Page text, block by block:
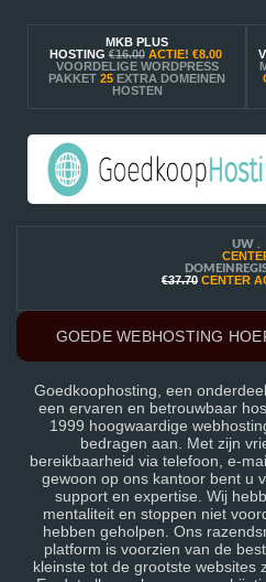
MKB PLUS
HOSTING €16.00 ACTIE! €8.00
VOORDELIGE WORDPRESS
PAKKET 25 EXTRA DOMEINEN
HOSTEN
UW .
€37.70 CENTER
GOEDE WEBHOSTING
Goedkoophosting, een
een ervaren en betrouwbaar
1999 hoogwaardige
bedragen aan. Met zijn
bereikbaarheid via telefoon, e-
gewoon op ons kantoor bent u
support en expertise. Wij
mentaliteit en stoppen niet
hebben geholpen. Ons
platform is voorzien van de
kleinste tot de grootste websites